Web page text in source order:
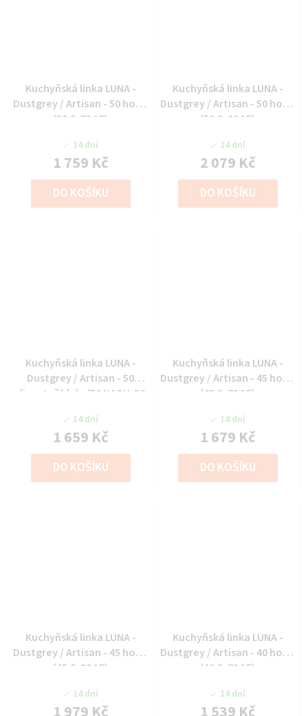
Kuchyňská linka LUNA -
Dustgrey / Artisan - 50 horní
(50 G-72 1F)
14 dní
1 759 Kč
DO KOŠÍKU
Kuchyňská linka LUNA -
Dustgrey / Artisan - 50 horní
(50 G-90 1F)
14 dní
2 079 Kč
DO KOŠÍKU
Kuchyňská linka LUNA -
Dustgrey / Artisan - 50
digestoř hlub. (50 NAGU-36
14 dní
1 659 Kč
DO KOŠÍKU
Kuchyňská linka LUNA -
Dustgrey / Artisan - 45 horní
(45 G-72 1F)
14 dní
1 679 Kč
DO KOŠÍKU
Kuchyňská linka LUNA -
Dustgrey / Artisan - 45 horní
(45 G-90 1F)
14 dní
Kuchyňská linka LUNA -
Dustgrey / Artisan - 40 horní
(40 G-72 1F)
14 dní